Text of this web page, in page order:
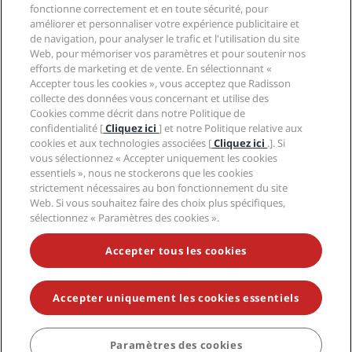
Hôtels adaptés aux sportifs
Hôtels adaptés aux Familles
Santé et sécurité
Carrières RHG
Carrières PPHE
Carrières EHL
The Club by RHG
Opportunités de développement
Entreprise responsable
Approvisionnement
Centre de confidentialité
Mentions légales
Conditions générales Radisson Rewards
Contrat d’utilisation du site
Accessibilité numérique
Déclaration sur l’esclavage moderne
Aide
Avis aux consommateurs
Contact
FAQ
Plan du site
Médias sociaux
Marques Radisson Hotels
NE MANQUEZ AUCUNE DE NOS OFFRES LES PLUS
POPULAIRES
© 2026 Radisson Hotel Group.Tous droits réservés. RHG Radisson
Hotel Group, Radisson, Radisson RED, Radisson Blu, Radisson Collection,
Radisson Individuals, Park Plaza, Park Inn, Country Inn & Suites, Prize by
Radisson, Radisson Rewards, et Radisson Meetings sont des marques
fonctionne correctement et en toute sécurité, pour
améliorer et personnaliser votre expérience publicitaire et
de navigation, pour analyser le trafic et l'utilisation du site
Web, pour mémoriser vos paramètres et pour soutenir nos
efforts de marketing et de vente. En sélectionnant «
Accepter tous les cookies », vous acceptez que Radisson
collecte des données vous concernant et utilise des
Cookies comme décrit dans notre Politique de
confidentialité [Cliquez ici] et notre Politique relative aux
cookies et aux technologies associées [Cliquez ici .]. Si
vous sélectionnez « Accepter uniquement les cookies
essentiels », nous ne stockerons que les cookies
strictement nécessaires au bon fonctionnement du site
Web. Si vous souhaitez faire des choix plus spécifiques,
sélectionnez « Paramètres des cookies ».
Accepter tous les cookies
Accepter uniquement les cookies essentiels
Paramètres des cookies